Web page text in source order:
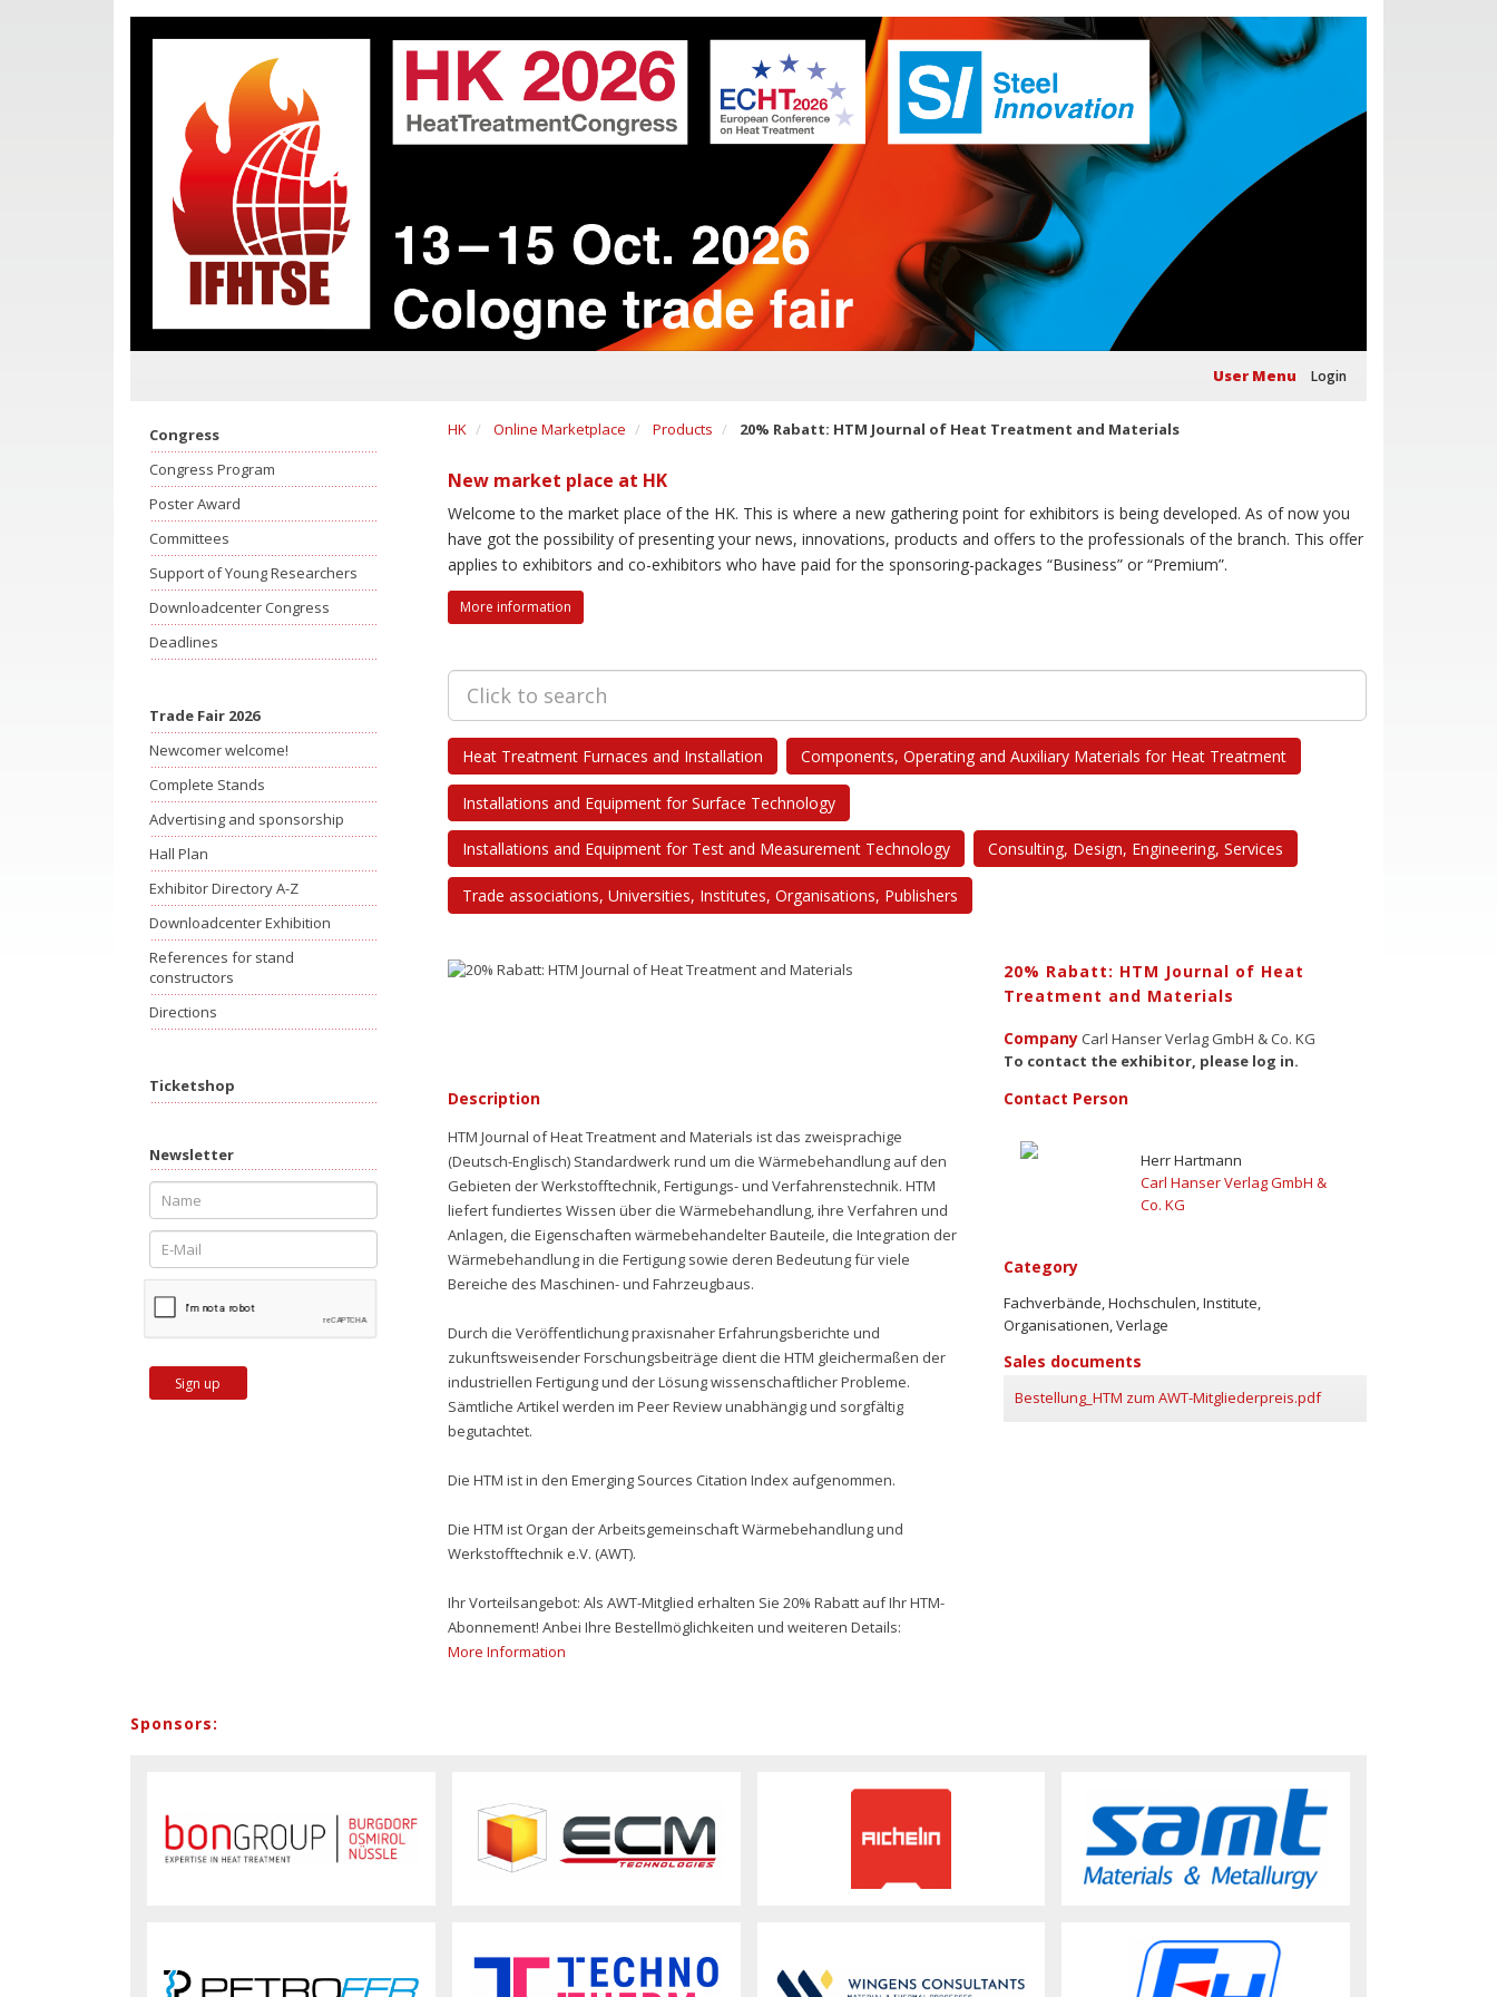
User Menu Login
Congress
Congress Program
Poster Award
Committees
Support of Young Researchers
Downloadcenter Congress
Deadlines
Trade Fair 2026
Newcomer welcome!
Complete Stands
Advertising and sponsorship
Hall Plan
Exhibitor Directory A-Z
Downloadcenter Exhibition
References for stand
constructors
Directions
Ticketshop
Newsletter
Sign up
HK Online Marketplace Products 20% Rabatt: HTM Journal of Heat Treatment and Materials
New market place at HK
Welcome to the market place of the HK. This is where a new gathering point for exhibitors is being developed. As of now you
have got the possibility of presenting your news, innovations, products and offers to the professionals of the branch. This offer
applies to exhibitors and co-exhibitors who have paid for the sponsoring-packages “Business” or “Premium”.
More information
Heat Treatment Furnaces and Installation Components, Operating and Auxiliary Materials for Heat Treatment
Installations and Equipment for Surface Technology
Installations and Equipment for Test and Measurement Technology Consulting, Design, Engineering, Services
Trade associations, Universities, Institutes, Organisations, Publishers
20% Rabatt: HTM Journal of Heat
Treatment and Materials
CompanyCarl Hanser Verlag GmbH & Co. KG
To contact the exhibitor, please log in.
Description
HTM Journal of Heat Treatment and Materials ist das zweisprachige
(Deutsch-Englisch) Standardwerk rund um die Wärmebehandlung auf den
Gebieten der Werkstofftechnik, Fertigungs- und Verfahrenstechnik. HTM
liefert fundiertes Wissen über die Wärmebehandlung, ihre Verfahren und
Anlagen, die Eigenschaften wärmebehandelter Bauteile, die Integration der
Wärmebehandlung in die Fertigung sowie deren Bedeutung für viele
Bereiche des Maschinen- und Fahrzeugbaus.
Durch die Veröffentlichung praxisnaher Erfahrungsberichte und
zukunftsweisender Forschungsbeiträge dient die HTM gleichermaßen der
industriellen Fertigung und der Lösung wissenschaftlicher Probleme.
Sämtliche Artikel werden im Peer Review unabhängig und sorgfältig
begutachtet.
Die HTM ist in den Emerging Sources Citation Index aufgenommen.
Die HTM ist Organ der Arbeitsgemeinschaft Wärmebehandlung und
Werkstofftechnik e.V. (AWT).
Ihr Vorteilsangebot: Als AWT-Mitglied erhalten Sie 20% Rabatt auf Ihr HTM-
Abonnement! Anbei Ihre Bestellmöglichkeiten und weiteren Details:
More Information
Contact Person
Herr Hartmann
Carl Hanser Verlag GmbH &
Co. KG
Category
Fachverbände, Hochschulen, Institute,
Organisationen, Verlage
Sales documents
Bestellung_HTM zum AWT-Mitgliederpreis.pdf
Sponsors: